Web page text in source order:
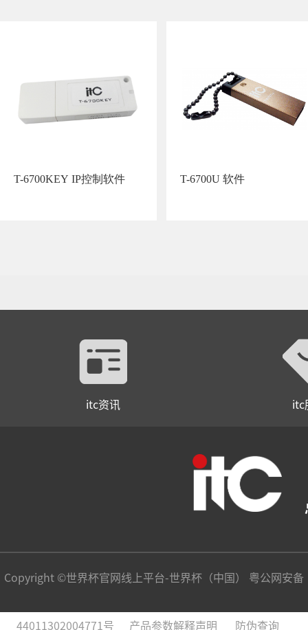
T-6700KEY IP控制软件 T-6700U 软件
itc资讯 itc
Copyright ©世界杯官网线上平台-世界杯（中国） 粤公网安备
44011302004771号 产品参数解释声明 防伪查询